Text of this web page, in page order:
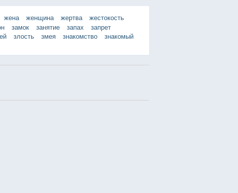
жена женщина жертва
жестокость
замок занятие запах
запрет
злость змея знакомство
знакомый